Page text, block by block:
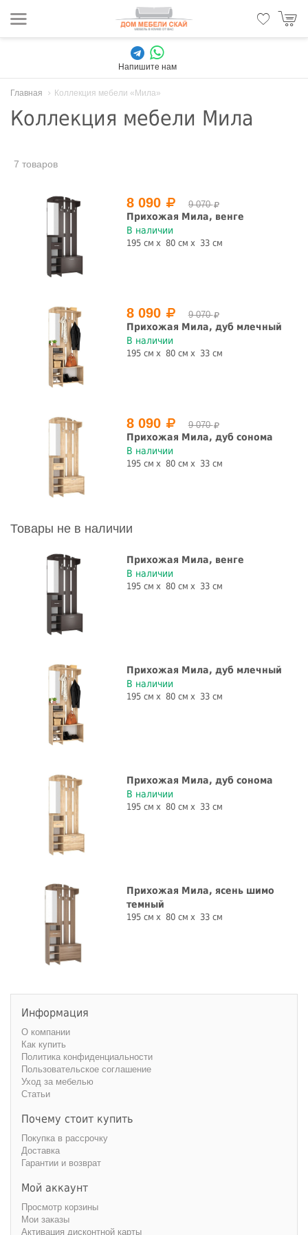
Напишите нам
Главная Коллекция мебели «Мила»
Коллекция мебели Мила
7 товаров
8 090 9 070
Прихожая Мила, венге
В наличии
195 см 80 см 33 см
8 090 9 070
Прихожая Мила, дуб млечный
В наличии
195 см 80 см 33 см
8 090 9 070
Прихожая Мила, дуб сонома
В наличии
195 см 80 см 33 см
Товары не в наличии
Прихожая Мила, венге
В наличии
195 см 80 см 33 см
Прихожая Мила, дуб млечный
В наличии
195 см 80 см 33 см
Прихожая Мила, дуб сонома
В наличии
195 см 80 см 33 см
Прихожая Мила, ясень шимо
темный
195 см 80 см 33 см
Информация
О компании
Как купить
Политика конфиденциальности
Пользовательское соглашение
Уход за мебелью
Статьи
Почему стоит купить
Покупка в рассрочку
Доставка
Гарантии и возврат
Мой аккаунт
Просмотр корзины
Мои заказы
Активация дисконтной карты